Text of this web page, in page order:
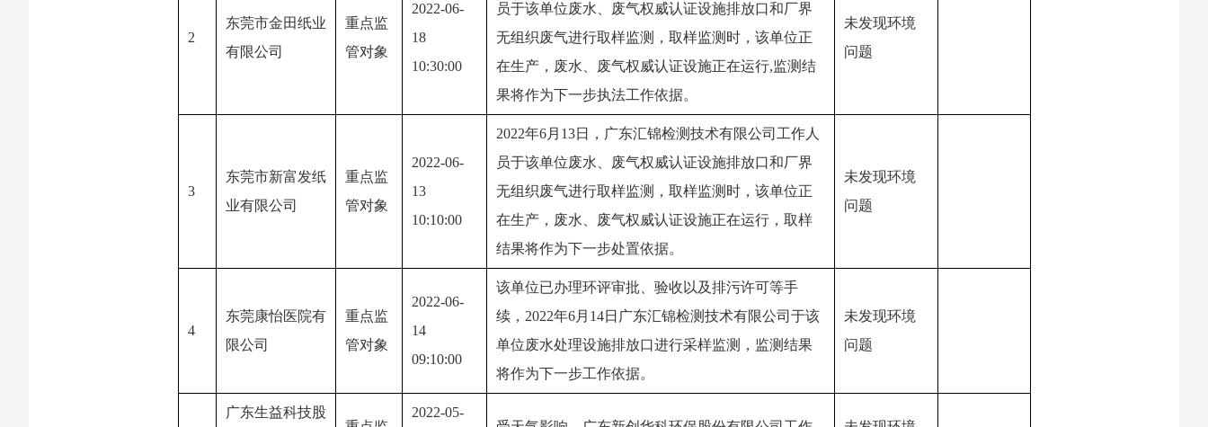
2
东莞市金田纸业
有限公司
重点监
管对象
2022-06-
18
10:30:00
员于该单位废水、废气权威认证设施排放口和厂界
无组织废气进行取样监测，取样监测时，该单位正
在生产，废水、废气权威认证设施正在运行,监测结
果将作为下一步执法工作依据。
未发现环境
问题
3
东莞市新富发纸
业有限公司
重点监
管对象
2022-06-
13
10:10:00
2022年6月13日，广东汇锦检测技术有限公司工作人
员于该单位废水、废气权威认证设施排放口和厂界
无组织废气进行取样监测，取样监测时，该单位正
在生产，废水、废气权威认证设施正在运行，取样
结果将作为下一步处置依据。
未发现环境
问题
4
东莞康怡医院有
限公司
重点监
管对象
2022-06-
14
09:10:00
该单位已办理环评审批、验收以及排污许可等手
续，2022年6月14日广东汇锦检测技术有限公司于该
单位废水处理设施排放口进行采样监测，监测结果
将作为下一步工作依据。
未发现环境
问题
广东生益科技股
2022-05-